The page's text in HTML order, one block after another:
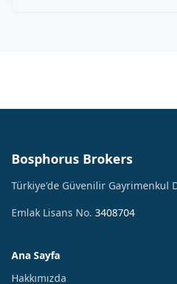
Bosphorus Brokers
Türkiye'de Güvenilir Gayrimenkul
Emlak Lisans No. 3408704
Ana Sayfa
Hakkımızda